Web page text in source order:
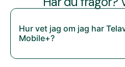
Hur vet jag om jag har
Mobile+?